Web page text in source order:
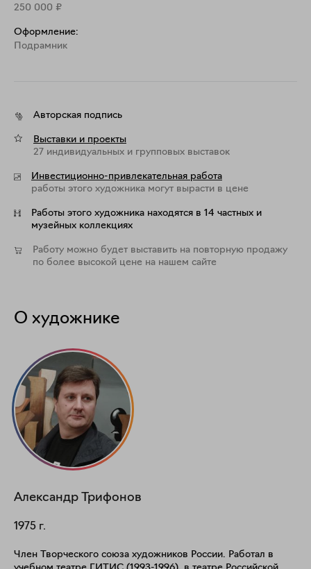
250 000 ₽
Оформление:
Подрамник
Авторская подпись
Выставки и проекты
27 индивидуальных и групповых выставок
Инвестиционно-привлекательная работа
работы этого художника могут вырасти в цене
Работы этого художника находятся в 14 частных и
музейных коллекциях
Работу можно будет выставить на повторную продажу
по более высокой цене на нашем сайте
О художнике
Александр Трифонов
1975 г.
Член Творческого союза художников России. Работал в